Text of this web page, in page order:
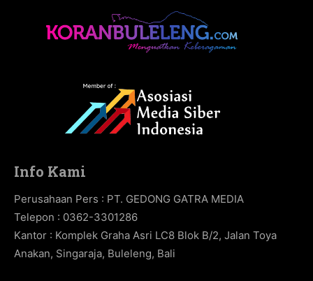
Info Kami
Perusahaan Pers : PT. GEDONG GATRA MEDIA
Telepon : 0362-3301286
Kantor : Komplek Graha Asri LC8 Blok B/2, Jalan Toya
Anakan, Singaraja, Buleleng, Bali